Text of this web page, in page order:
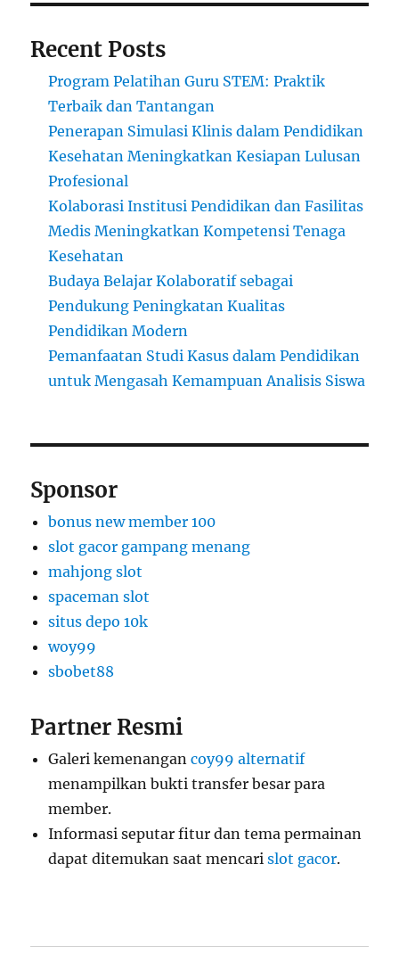
Recent Posts
Program Pelatihan Guru STEM: Praktik
Terbaik dan Tantangan
Penerapan Simulasi Klinis dalam Pendidikan
Kesehatan Meningkatkan Kesiapan Lulusan
Profesional
Kolaborasi Institusi Pendidikan dan Fasilitas
Medis Meningkatkan Kompetensi Tenaga
Kesehatan
Budaya Belajar Kolaboratif sebagai
Pendukung Peningkatan Kualitas
Pendidikan Modern
Pemanfaatan Studi Kasus dalam Pendidikan
untuk Mengasah Kemampuan Analisis Siswa
Sponsor
bonus new member 100
slot gacor gampang menang
mahjong slot
spaceman slot
situs depo 10k
woy99
sbobet88
Partner Resmi
Galeri kemenangancoy99 alternatif
menampilkan bukti transfer besar para
member.
Informasi seputar fitur dan tema permainan
dapat ditemukan saat mencarislot gacor.